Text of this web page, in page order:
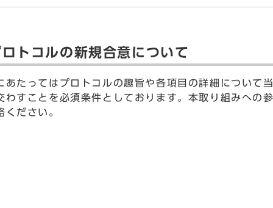
トコルの新規合意について
たってはプロトコルの趣旨や各項目の詳細について
すことを必須条件としております。本取り組みへの
ださい。